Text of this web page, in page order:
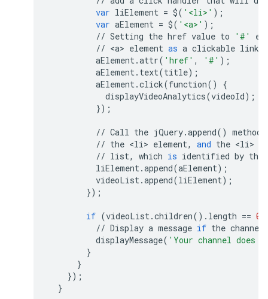
var liElement = $( '<li>' );
var aElement = $( '<a>' );
// Setting the href value to '#'
// <a> element as a clickable link
aElement.attr( 'href' , '#' );
aElement. text(title);
aElement.click(function()
{
displayVideoAnalytics(videoId);
});
// Call the jQuery.append() method
// the <li> element, and the <li>
// list, which is identified by the
liElement.append(aElement);
videoList.append(liElement);
});
if (videoList.children() . length == 0
// Display a message if the channel
displayMessage( 'Your channel does
}
}
});
}